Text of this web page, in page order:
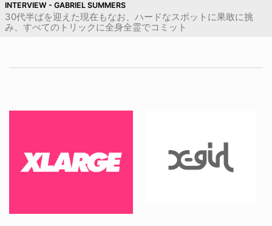
INTERVIEW - GABRIEL SUMMERS
30代半ばを迎えた現在もなお、ハードなスポットに果敢に挑
み、すべてのトリックに全身全霊でコミット